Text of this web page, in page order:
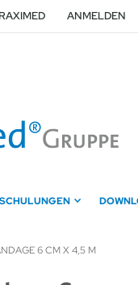
ANMELDEN
SCHULUNGEN
6 CM X 4,5 M